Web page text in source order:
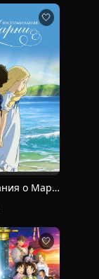
🤍
Воспоминания о Марни
🤍